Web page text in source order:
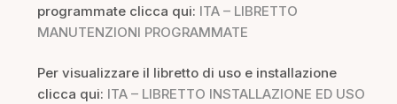
programmate clicca qui: ITA – LIBRETTO
MANUTENZIONI PROGRAMMATE
Per visualizzare il libretto di uso e installazione
clicca qui: ITA – LIBRETTO INSTALLAZIONE ED USO